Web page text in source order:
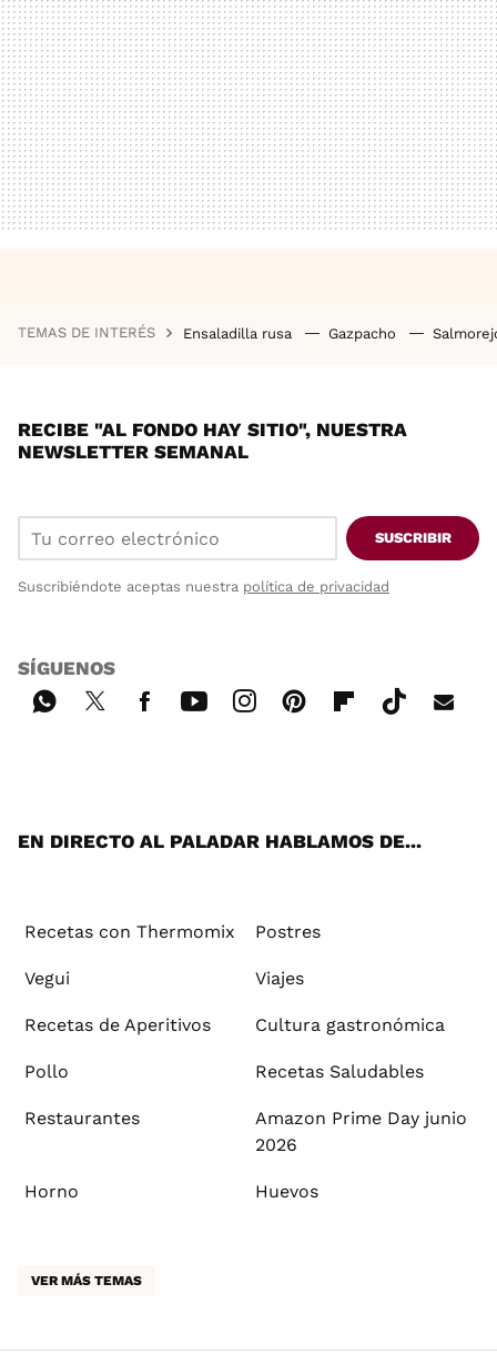
TEMAS DE INTERÉS Ensaladilla rusa Gazpacho
RECIBE "AL FONDO HAY SITIO", NUESTRA
NEWSLETTER SEMANAL
SUSCRIBIR
Suscribiéndote aceptas nuestra política de privacidad
SÍGUENOS
EN DIRECTO AL PALADAR HABLAMOS DE...
Recetas con Thermomix Postres
Vegui Viajes
Recetas de Aperitivos Cultura gastronómica
Pollo Recetas Saludables
Restaurantes
Amazon Prime Day junio
2026
Horno Huevos
VER MÁS TEMAS